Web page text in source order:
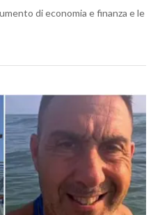
di economia e finanza e le